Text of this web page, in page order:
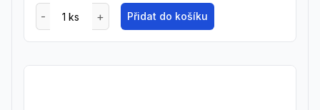
Přidat do košíku